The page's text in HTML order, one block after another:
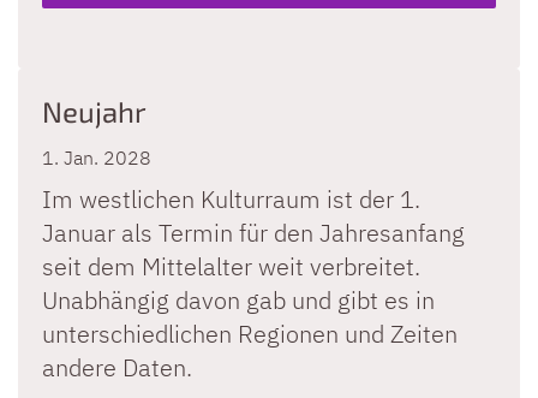
Neujahr
1. Jan. 2028
Im westlichen Kulturraum ist der 1.
Januar als Termin für den Jahresanfang
seit dem Mittelalter weit verbreitet.
Unabhängig davon gab und gibt es in
unterschiedlichen Regionen und Zeiten
andere Daten.